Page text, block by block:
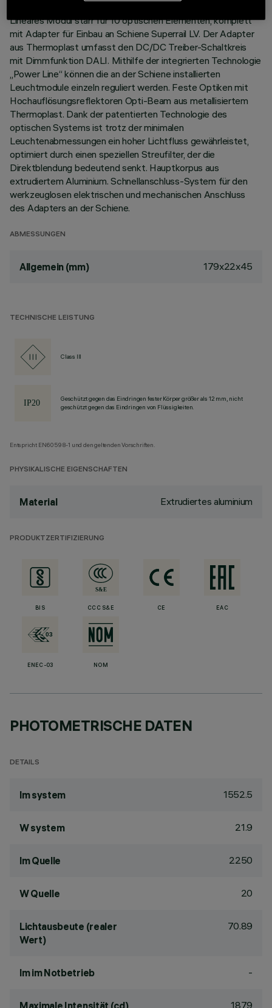
Lineares Modul starr für 10 optischen Elementen, komplett
mit Adapter für Einbau an Schiene Superrail LV. Der Adapter
aus Thermoplast umfasst den DC/DC Treiber-Schaltkreis
mit Dimmfunktion DALI. Mithilfe der integrierten Technologie
„Power Line“ können die an der Schiene installierten
Leuchtmodule einzeln reguliert werden. Feste Optiken mit
Hochauflösungsreflektoren Opti-Beam aus metallisiertem
Thermoplast. Dank der patentierten Technologie des
optischen Systems ist trotz der minimalen
Leuchtenabmessungen ein hoher Lichtfluss gewährleistet,
optimiert durch einen speziellen Streufilter, der die
Direktblendung bedeutend senkt. Hauptkorpus aus
extrudiertem Aluminium. Schnellanschluss-System für den
werkzeuglosen elektrischen und mechanischen Anschluss
des Adapters an der Schiene.
ABMESSUNGEN
Allgemein (mm) 179x22x45
TECHNISCHE LEISTUNG
Class III
Geschützt gegen das Eindringen fester Körper größer als 12 mm, nicht
geschützt gegen das Eindringen von Flüssigkeiten.
Entspricht EN60598-1 und den geltenden Vorschriften.
PHYSIKALISCHE EIGENSCHAFTEN
Material Extrudiertes aluminium
PRODUKTZERTIFIZIERUNG
BIS CCC S&E CE EAC
ENEC-03 NOM
PHOTOMETRISCHE DATEN
DETAILS
lm system 1552.5
W system 21.9
lm Quelle 2250
W Quelle 20
Lichtausbeute (realer
Wert)
70.89
lm im Notbetrieb -
Maximale Intensität (cd) 1879